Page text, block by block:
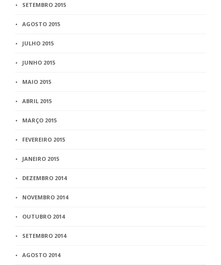
SETEMBRO 2015
AGOSTO 2015
JULHO 2015
JUNHO 2015
MAIO 2015
ABRIL 2015
MARÇO 2015
FEVEREIRO 2015
JANEIRO 2015
DEZEMBRO 2014
NOVEMBRO 2014
OUTUBRO 2014
SETEMBRO 2014
AGOSTO 2014